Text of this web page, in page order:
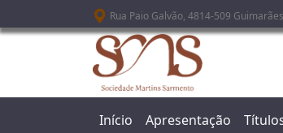
Passar para o conteúdo principal
Rua Paio Galvão, 4814-509 Guimarães
Início Apresentação